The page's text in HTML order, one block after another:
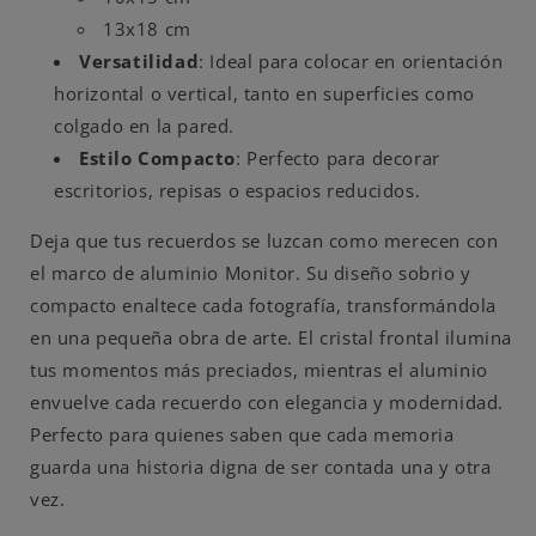
13x18 cm
Versatilidad: Ideal para colocar en orientación
horizontal o vertical, tanto en superficies como
colgado en la pared.
Estilo Compacto: Perfecto para decorar
escritorios, repisas o espacios reducidos.
Deja que tus recuerdos se luzcan como merecen con
el marco de aluminio Monitor. Su diseño sobrio y
compacto enaltece cada fotografía, transformándola
en una pequeña obra de arte. El cristal frontal ilumina
tus momentos más preciados, mientras el aluminio
envuelve cada recuerdo con elegancia y modernidad.
Perfecto para quienes saben que cada memoria
guarda una historia digna de ser contada una y otra
vez.